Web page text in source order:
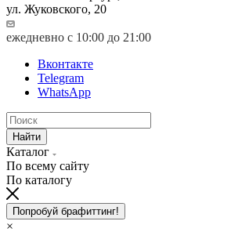
ул. Жуковского, 20
ежедневно с 10:00 до 21:00
Вконтакте
Telegram
WhatsApp
Найти
Каталог
По всему сайту
По каталогу
Попробуй брафиттинг!
×